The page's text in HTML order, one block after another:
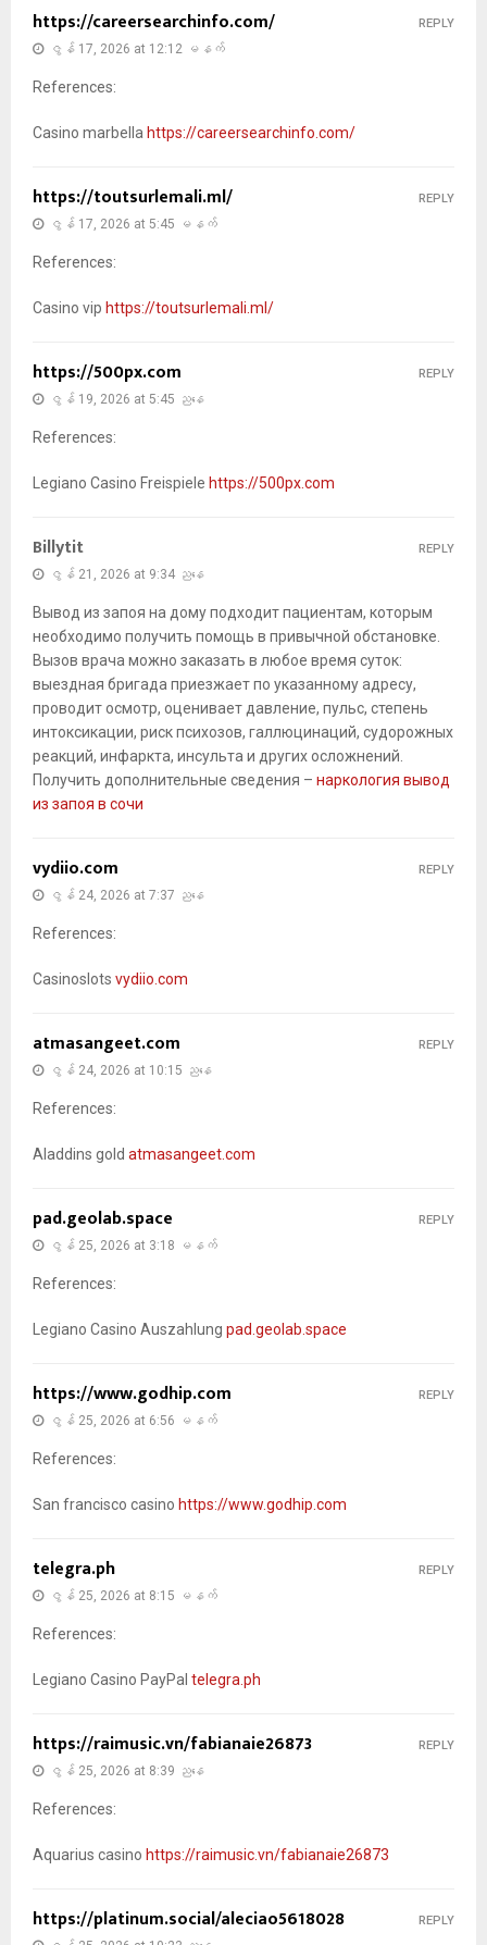
https://careersearchinfo.com/
ဇွန် 17, 2026 at 12:12 မနက်
References:
Casino marbella https://careersearchinfo.com/
REPLY
https://toutsurlemali.ml/
ဇွန် 17, 2026 at 5:45 မနက်
References:
Casino vip https://toutsurlemali.ml/
REPLY
https://500px.com
ဇွန် 19, 2026 at 5:45 ညနေ
References:
Legiano Casino Freispiele https://500px.com
REPLY
Billytit
ဇွန် 21, 2026 at 9:34 ညနေ
Вывод из запоя на дому подходит пациентам, которым
необходимо получить помощь в привычной обстановке.
Вызов врача можно заказать в любое время суток:
выездная бригада приезжает по указанному адресу,
проводит осмотр, оценивает давление, пульс, степень
интоксикации, риск психозов, галлюцинаций, судорожных
реакций, инфаркта, инсульта и других осложнений.
Получить дополнительные сведения – наркология вывод
из запоя в сочи
REPLY
vydiio.com
ဇွန် 24, 2026 at 7:37 ညနေ
References:
Casinoslots vydiio.com
REPLY
atmasangeet.com
ဇွန် 24, 2026 at 10:15 ညနေ
References:
Aladdins gold atmasangeet.com
REPLY
pad.geolab.space
ဇွန် 25, 2026 at 3:18 မနက်
References:
Legiano Casino Auszahlung pad.geolab.space
REPLY
https://www.godhip.com
ဇွန် 25, 2026 at 6:56 မနက်
References:
San francisco casino https://www.godhip.com
REPLY
telegra.ph
ဇွန် 25, 2026 at 8:15 မနက်
References:
Legiano Casino PayPal telegra.ph
REPLY
https://raimusic.vn/fabianaie26873
ဇွန် 25, 2026 at 8:39 ညနေ
References:
Aquarius casino https://raimusic.vn/fabianaie26873
REPLY
https://platinum.social/aleciao5618028 REPLY